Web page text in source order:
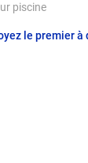
piscine
le premier à